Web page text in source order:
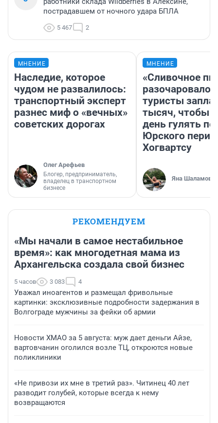
пострадавшем от ночного удара БПЛА
5 467 2
МНЕНИЕ
Наследие, которое
чудом не развалилось:
транспортный эксперт
разнес миф о «вечных»
советских дорогах
Олег Арефьев
Блогер, предприниматель,
владелец в транспортном
бизнесе
МНЕНИЕ
«Сливочное
разочаровало»:
туристы
тысяч, чтобы
день гулять по
Юрского
Хогвартсу
Яна Шаламова
РЕКОМЕНДУЕМ
«Мы начали в самое нестабильное
время»: как многодетная мама из
Архангельска создала свой бизнес
5 часов 3 083 4
Уважал иноагентов и размещал фривольные
картинки: эксклюзивные подробности задержания в
Волгограде мужчины за фейки об армии
Новости ХМАО за 5 августа: муж дает деньги Айзе,
вартовчанин оголился возле ТЦ, откроются новые
поликлиники
«Не привози их мне в третий раз». Читинец 40 лет
разводит голубей, которые всегда к нему
возвращаются